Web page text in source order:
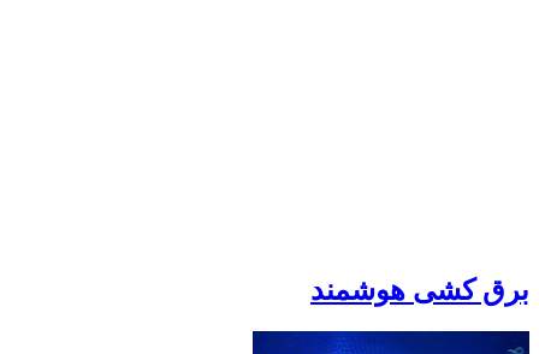
برق کشی هوشمند